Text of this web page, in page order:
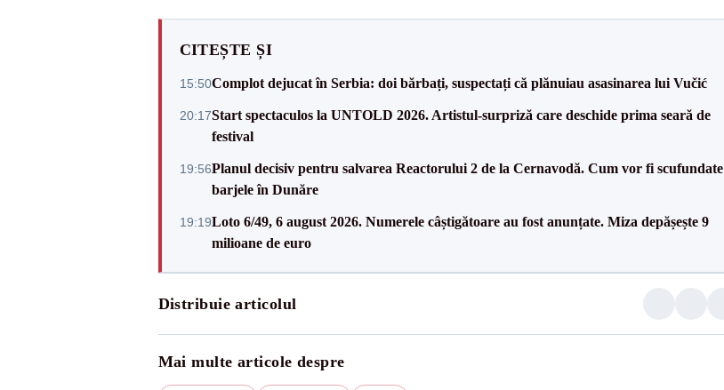
CITEȘTE ȘI
15:50Complot dejucat în Serbia: doi bărbați, suspectați că plănuiau asasinarea lui Vučić
20:17Start spectaculos la UNTOLD 2026. Artistul-surpriză care deschide prima seară de
festival
19:56Planul decisiv pentru salvarea Reactorului 2 de la Cernavodă. Cum vor fi scufundate
barjele în Dunăre
19:19Loto 6/49, 6 august 2026. Numerele câștigătoare au fost anunțate. Miza depășește 9
milioane de euro
Distribuie articolul
Mai multe articole despre